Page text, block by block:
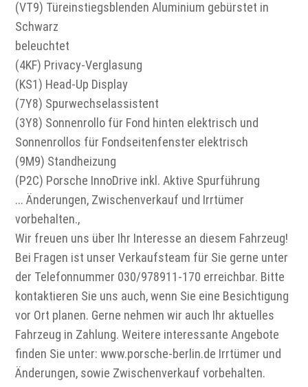
(VT9) Türeinstiegsblenden Aluminium gebürstet in
Schwarz
beleuchtet
(4KF) Privacy-Verglasung
(KS1) Head-Up Display
(7Y8) Spurwechselassistent
(3Y8) Sonnenrollo für Fond hinten elektrisch und
Sonnenrollos für Fondseitenfenster elektrisch
(9M9) Standheizung
(P2C) Porsche InnoDrive inkl. Aktive Spurführung
... Änderungen, Zwischenverkauf und Irrtümer
vorbehalten.,
Wir freuen uns über Ihr Interesse an diesem Fahrzeug!
Bei Fragen ist unser Verkaufsteam für Sie gerne unter
der Telefonnummer 030/978911-170 erreichbar. Bitte
kontaktieren Sie uns auch, wenn Sie eine Besichtigung
vor Ort planen. Gerne nehmen wir auch Ihr aktuelles
Fahrzeug in Zahlung. Weitere interessante Angebote
finden Sie unter: www.porsche-berlin.de Irrtümer und
Änderungen, sowie Zwischenverkauf vorbehalten.